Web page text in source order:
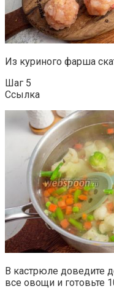
Из куриного фарша
Шаг 5
Ссылка
В кастрюле доведите
все овощи и готовьте